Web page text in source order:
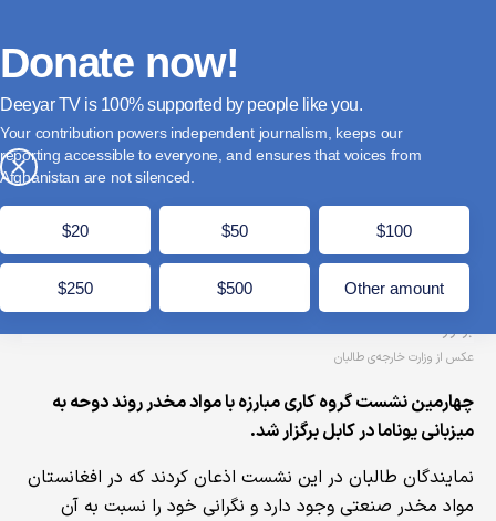
×
Donate now!
Deeyar TV is supported by people like you.
Your contribution powers independent journalism, keeps our
reporting accessible to everyone, and ensures that voices from
Afghanistan are not silenced.
$20 $50 $100
$250 $500 Other amount
چهارمین نشست گروه کاری مبارزه با مواد مخدر روند
دوحه در کابل برگزار شد
عکس از وزارت خارجه‌ی طالبان
چهارمین نشست گروه کاری مبارزه با مواد مخدر روند دوحه به
میزبانی یوناما در کابل برگزار شد.
نمایندگان طالبان در این نشست اذعان کردند که در افغانستان
مواد مخدر صنعتی وجود دارد و نگرانی خود را نسبت به آن